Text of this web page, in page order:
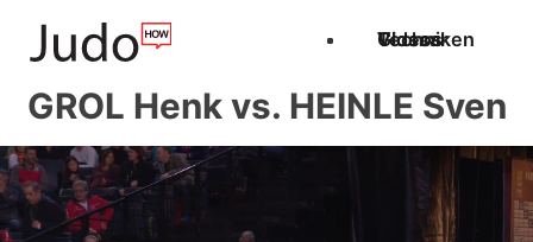
Techniken
Videos
Glossar
GROL Henk vs. HEINLE Sven